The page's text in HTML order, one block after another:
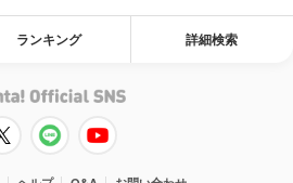
ランキング 詳細検索